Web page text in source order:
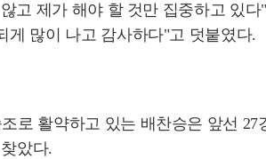
고 제가 해야 할 것만 집중하고 있
게 많이 나고 감사하다"고 덧붙였다.
로 활약하고 있는 배찬승은 앞선
았다.